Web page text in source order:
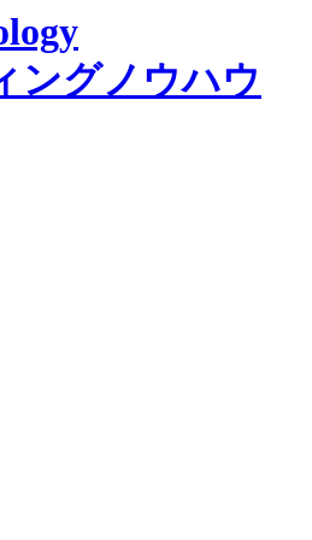
ングノウハウ